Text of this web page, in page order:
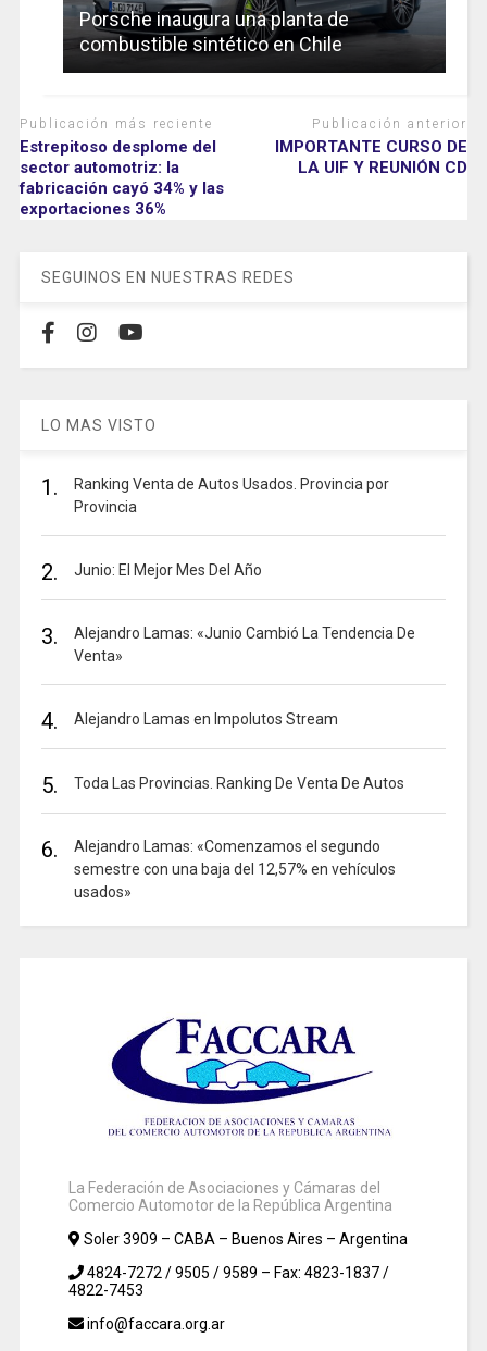
Porsche inaugura una planta de
combustible sintético en Chile
Publicación más reciente
Estrepitoso desplome del
sector automotriz: la
fabricación cayó 34% y las
exportaciones 36%
Publicación anterior
IMPORTANTE CURSO DE
LA UIF Y REUNIÓN CD
SEGUINOS EN NUESTRAS REDES
LO MAS VISTO
1.
Ranking Venta de Autos Usados. Provincia por
Provincia
2. Junio: El Mejor Mes Del Año
3.
Alejandro Lamas: «Junio Cambió La Tendencia De
Venta»
4. Alejandro Lamas en Impolutos Stream
5. Toda Las Provincias. Ranking De Venta De Autos
6.
Alejandro Lamas: «Comenzamos el segundo
semestre con una baja del 12,57% en vehículos
usados»
La Federación de Asociaciones y Cámaras del
Comercio Automotor de la República Argentina
Soler 3909 – CABA – Buenos Aires – Argentina
4824-7272 / 9505 / 9589 – Fax: 4823-1837 /
4822-7453
info@faccara.org.ar